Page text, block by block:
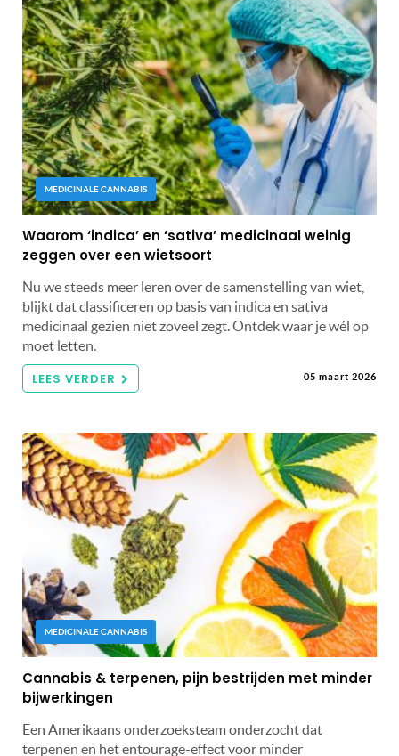
MEDICINALE CANNABIS
Waarom ‘indica’ en ‘sativa’ medicinaal weinig
zeggen over een wietsoort
Nu we steeds meer leren over de samenstelling van wiet,
blijkt dat classificeren op basis van indica en sativa
medicinaal gezien niet zoveel zegt. Ontdek waar je wél op
moet letten.
LEES VERDER 05 maart 2026
MEDICINALE CANNABIS
Cannabis & terpenen, pijn bestrijden met minder
bijwerkingen
Een Amerikaans onderzoeksteam onderzocht dat
terpenen en het entourage-effect voor minder